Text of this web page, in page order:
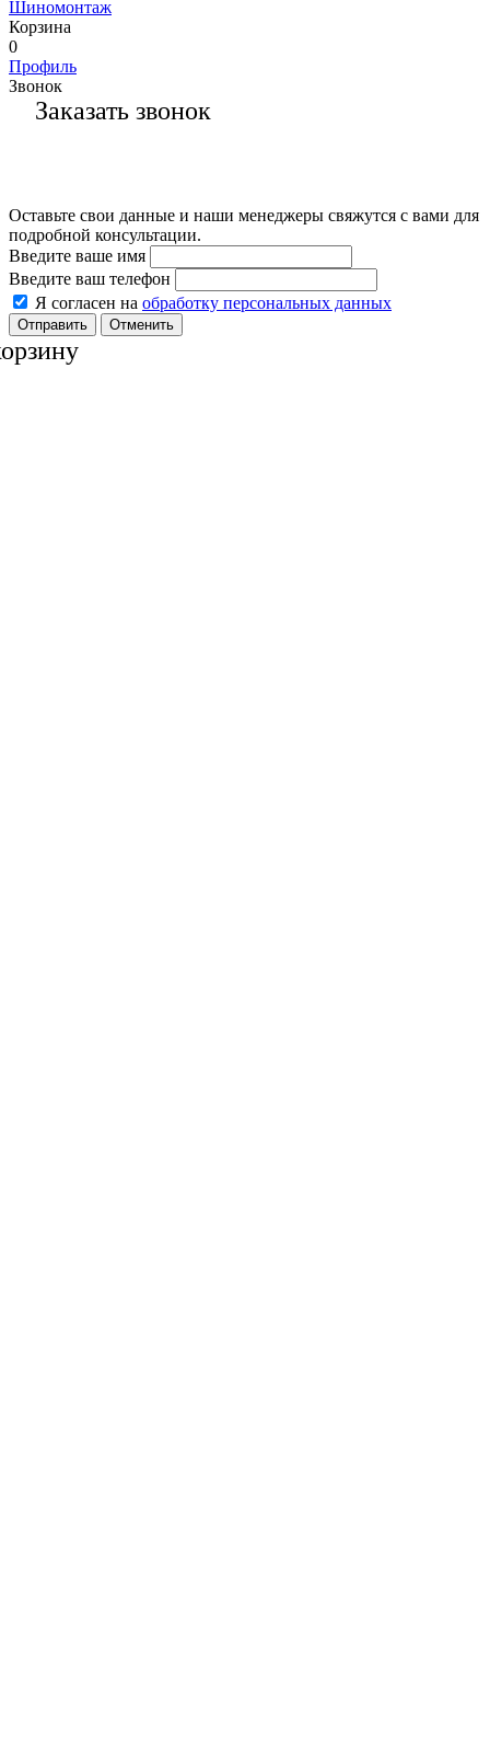
Шиномонтаж
Корзина
0
Профиль
Звонок
Заказать звонок
Оставьте свои данные и наши менеджеры свяжутся с вами для
подробной консультации.
Введите ваше имя
Введите ваш телефон
Я согласен на обработку персональных данных
Отменить